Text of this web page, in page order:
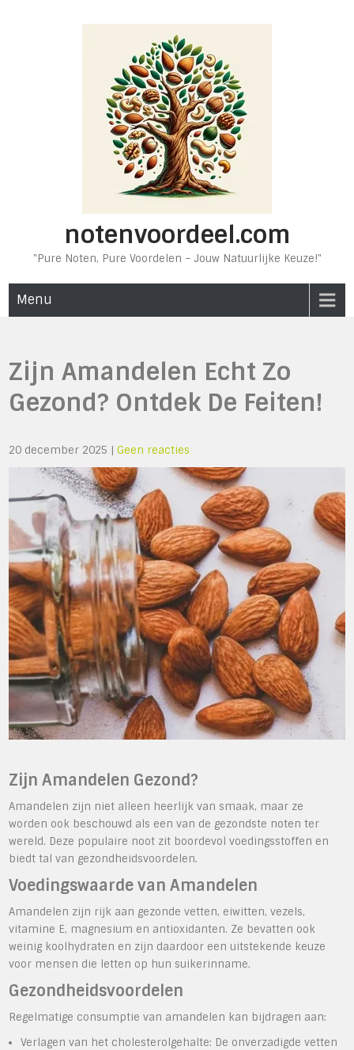
notenvoordeel.com
"Pure Noten, Pure Voordelen – Jouw Natuurlijke Keuze!"
Menu
Zijn Amandelen Echt Zo
Gezond? Ontdek De Feiten!
20 december 2025 |Geen reacties
Zijn Amandelen Gezond?
Amandelen zijn niet alleen heerlijk van smaak, maar ze
worden ook beschouwd als een van de gezondste noten ter
wereld. Deze populaire noot zit boordevol voedingsstoffen en
biedt tal van gezondheidsvoordelen.
Voedingswaarde van Amandelen
Amandelen zijn rijk aan gezonde vetten, eiwitten, vezels,
vitamine E, magnesium en antioxidanten. Ze bevatten ook
weinig koolhydraten en zijn daardoor een uitstekende keuze
voor mensen die letten op hun suikerinname.
Gezondheidsvoordelen
Regelmatige consumptie van amandelen kan bijdragen aan:
Verlagen van het cholesterolgehalte: De onverzadigde vetten